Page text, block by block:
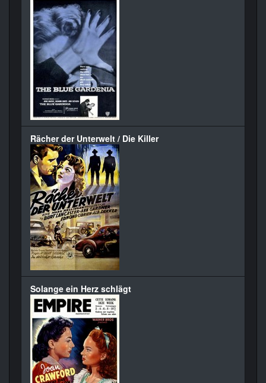
Rächer der Unterwelt / Die Killer
Solange ein Herz schlägt